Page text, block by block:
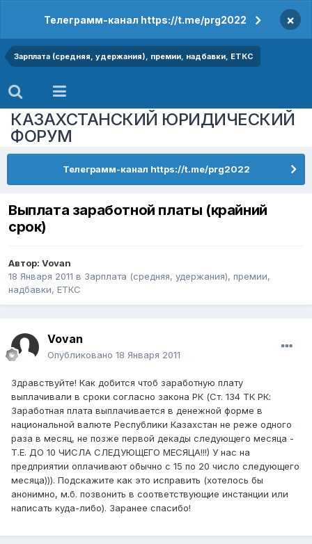
Телеграмм-канал https://t.me/prg2022 ×
Зарплата (средняя, удержания), премии, надбавки, ЕТКС
КАЗАХСТАНСКИЙ ЮРИДИЧЕСКИЙ
ФОРУМ
Телеграмм-канал https://t.me/prg2022
Выплата заработной платы (крайний
срок)
Автор: Vovan
18 Января 2011 в Зарплата (средняя, удержания), премии,
надбавки, ЕТКС
Vovan
Опубликовано 18 Января 2011
Здравствуйте! Как добится чтоб заработную плату
выплачивали в сроки согласно закона РК (Ст. 134 ТК РК:
Заработная плата выплачивается в денежной форме в
национальной валюте Республики Казахстан не реже одного
раза в месяц, не позже первой декады следующего месяца -
Т.Е. ДО 10 ЧИСЛА СЛЕДУЮЩЕГО МЕСЯЦА!!!) У нас на
предприятии оплачивают обычно с 15 по 20 число следующего
месяца))). Подскажите как это исправить (хотелось бы
анонимно, м.б. позвонить в соответствующие инстанции или
написать куда-либо). Заранее спасибо!